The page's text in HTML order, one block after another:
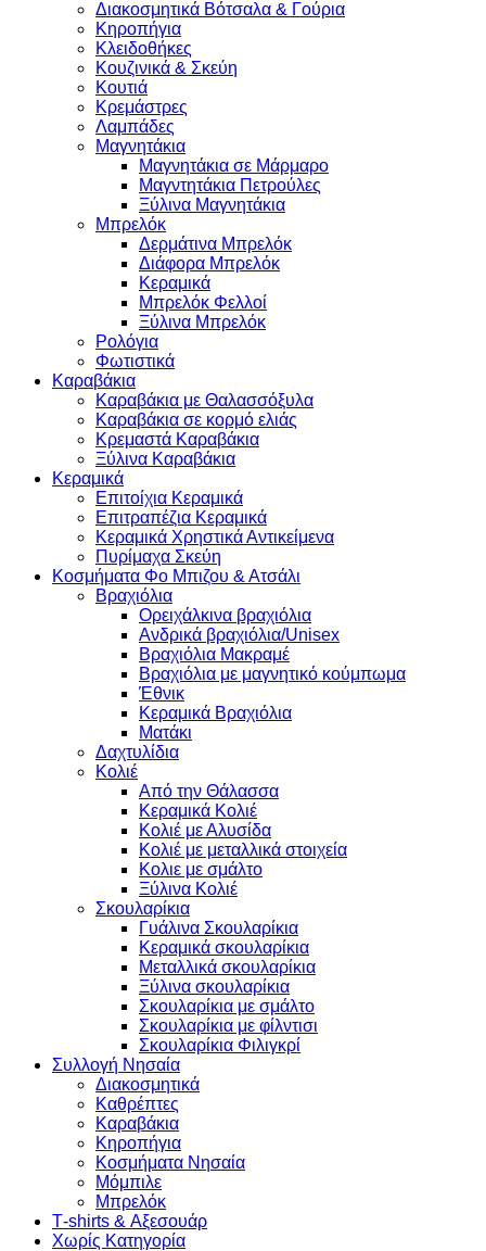
Διακοσμητικά Βότσαλα & Γούρια
Κηροπήγια
Κλειδοθήκες
Κουζινικά & Σκεύη
Κουτιά
Κρεμάστρες
Λαμπάδες
Μαγνητάκια
Μαγνητάκια σε Μάρμαρο
Μαγντητάκια Πετρούλες
Ξύλινα Μαγνητάκια
Μπρελόκ
Δερμάτινα Μπρελόκ
Διάφορα Μπρελόκ
Κεραμικά
Μπρελόκ Φελλοί
Ξύλινα Μπρελόκ
Ρολόγια
Φωτιστικά
Καραβάκια
Καραβάκια με Θαλασσόξυλα
Καραβάκια σε κορμό ελιάς
Κρεμαστά Καραβάκια
Ξύλινα Καραβάκια
Κεραμικά
Επιτοίχια Κεραμικά
Επιτραπέζια Κεραμικά
Κεραμικά Χρηστικά Αντικείμενα
Πυρίμαχα Σκεύη
Κοσμήματα Φο Μπιζου & Ατσάλι
Βραχιόλια
Oρειχάλκινα βραχιόλια
Ανδρικά βραχιόλια/Unisex
Βραχιόλια Μακραμέ
Βραχιόλια με μαγνητικό κούμπωμα
Έθνικ
Κεραμικά Βραχιόλια
Ματάκι
Δαχτυλίδια
Κολιέ
Από την Θάλασσα
Κεραμικά Κολιέ
Κολιέ με Αλυσίδα
Κολιέ με μεταλλικά στοιχεία
Κολιε με σμάλτο
Ξύλινα Κολιέ
Σκουλαρίκια
Γυάλινα Σκουλαρίκια
Κεραμικά σκουλαρίκια
Μεταλλικά σκουλαρίκια
Ξύλινα σκουλαρίκια
Σκουλαρίκια με σμάλτο
Σκουλαρίκια με φίλντισι
Σκουλαρίκια Φιλιγκρί
Συλλογή Νησαία
Διακοσμητικά
Καθρέπτες
Καραβάκια
Κηροπήγια
Κοσμήματα Νησαία
Μόμπιλε
Μπρελόκ
Τ-shirts & Αξεσουάρ
Χωρίς Κατηγορία